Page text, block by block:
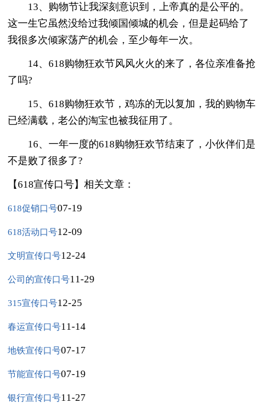
13、购物节让我深刻意识到，上帝真的是公平的。
这一生它虽然没给过我倾国倾城的机会，但是起码给了
我很多次倾家荡产的机会，至少每年一次。
14、618购物狂欢节风风火火的来了，各位亲准备抢
了吗?
15、618购物狂欢节，鸡冻的无以复加，我的购物车
已经满载，老公的淘宝也被我征用了。
16、一年一度的618购物狂欢节结束了，小伙伴们是
不是败了很多了?
【618宣传口号】相关文章：
618促销口号07-19
618活动口号12-09
文明宣传口号12-24
公司的宣传口号11-29
315宣传口号12-25
春运宣传口号11-14
地铁宣传口号07-17
节能宣传口号07-19
银行宣传口号11-27